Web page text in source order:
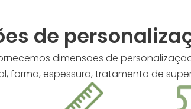
de
dimensões de
forma, espessura, tratamento de